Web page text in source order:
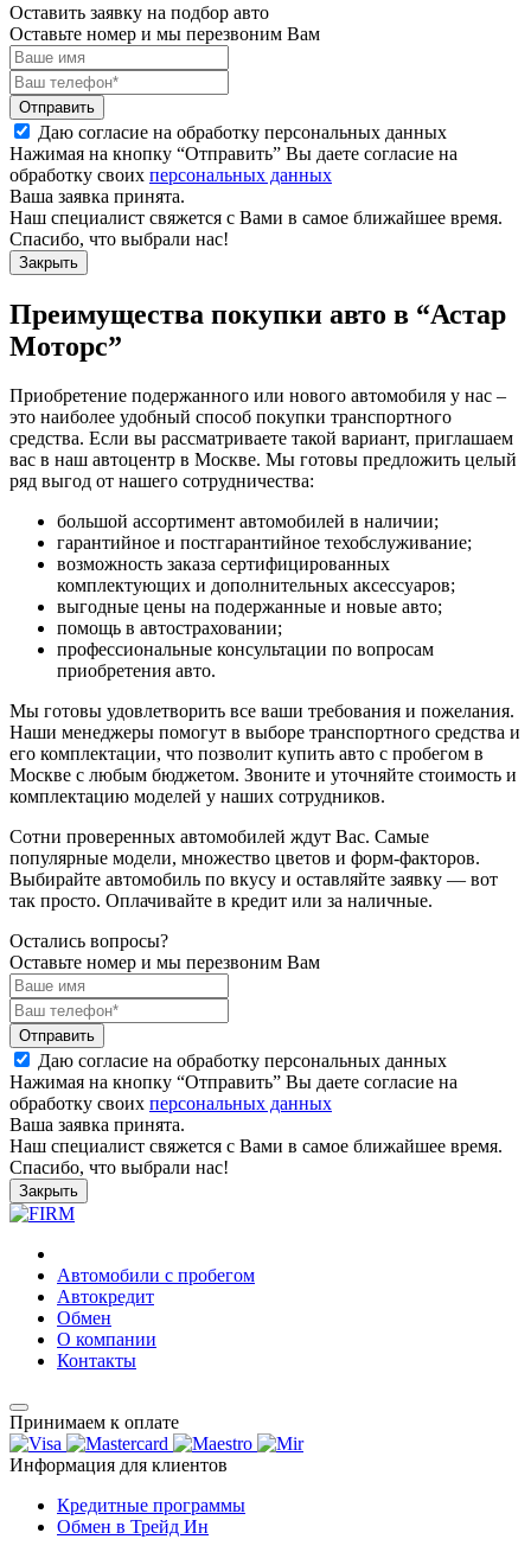
Оставить заявку на подбор авто
Оставьте номер и мы перезвоним Вам
Отправить
Даю согласие на обработку персональных данных
Нажимая на кнопку “Отправить” Вы даете согласие на
обработку своих персональных данных
Ваша заявка принята.
Наш специалист свяжется с Вами в самое ближайшее время.
Спасибо, что выбрали нас!
Закрыть
Преимущества покупки авто в “Астар
Моторс”
Приобретение подержанного или нового автомобиля у нас –
это наиболее удобный способ покупки транспортного
средства. Если вы рассматриваете такой вариант, приглашаем
вас в наш автоцентр в Москве. Мы готовы предложить целый
ряд выгод от нашего сотрудничества:
большой ассортимент автомобилей в наличии;
гарантийное и постгарантийное техобслуживание;
возможность заказа сертифицированных
комплектующих и дополнительных аксессуаров;
выгодные цены на подержанные и новые авто;
помощь в автостраховании;
профессиональные консультации по вопросам
приобретения авто.
Мы готовы удовлетворить все ваши требования и пожелания.
Наши менеджеры помогут в выборе транспортного средства и
его комплектации, что позволит купить авто с пробегом в
Москве с любым бюджетом. Звоните и уточняйте стоимость и
комплектацию моделей у наших сотрудников.
Сотни проверенных автомобилей ждут Вас. Самые
популярные модели, множество цветов и форм-факторов.
Выбирайте автомобиль по вкусу и оставляйте заявку — вот
так просто. Оплачивайте в кредит или за наличные.
Остались вопросы?
Оставьте номер и мы перезвоним Вам
Отправить
Даю согласие на обработку персональных данных
Нажимая на кнопку “Отправить” Вы даете согласие на
обработку своих персональных данных
Ваша заявка принята.
Наш специалист свяжется с Вами в самое ближайшее время.
Спасибо, что выбрали нас!
Закрыть
Автомобили с пробегом
Автокредит
Обмен
О компании
Контакты
Принимаем к оплате
Информация для клиентов
Кредитные программы
Обмен в Трейд Ин